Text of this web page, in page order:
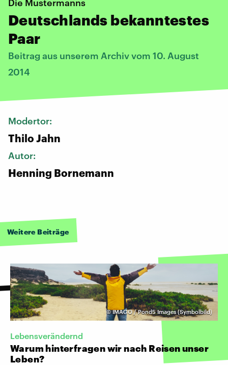
Die Mustermanns
Deutschlands bekanntestes
Paar
Beitrag aus unserem Archiv vom 10. August
2014
Modertor:
Thilo Jahn
Autor:
Henning Bornemann
Weitere Beiträge
©IMAGO / Pond5 Images (Symbolbild)
Lebensverändernd
Warum hinterfragen wir nach Reisen unser
Leben?